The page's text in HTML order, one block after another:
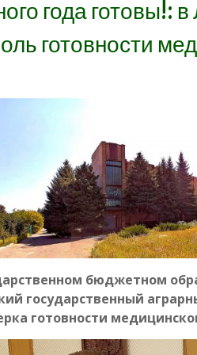
года
готовности
бюджетном
государственный
готовности